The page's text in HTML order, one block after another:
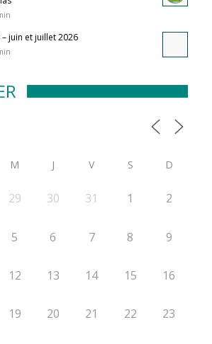
juin et juillet 2026
M J V S D
29 30 31 1 2
5 6 7 8 9
12 13 14 15 16
19 20 21 22 23